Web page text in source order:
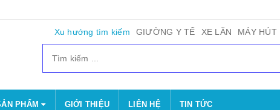
Xu hướng tìm kiếm GIƯỜNG Y TẾ XE LĂN MÁY HÚT
PHẨM GIỚI THIỆU LIÊN HỆ TIN TỨC